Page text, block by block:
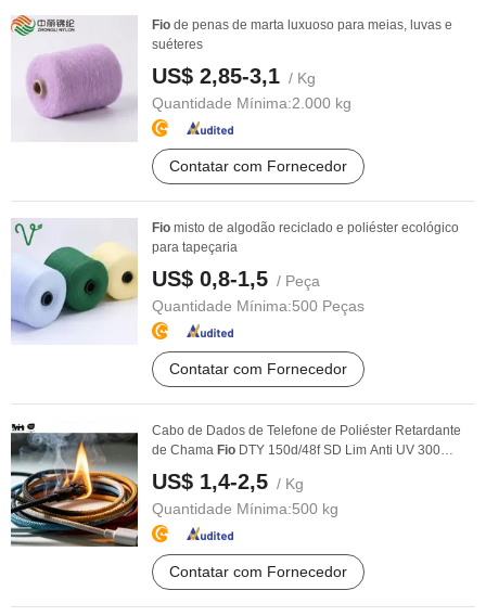
Fio de penas de marta luxuoso para meias, luvas e
suéteres
US$ 2,85-3,1 / Kg
Quantidade Mínima:2.000 kg
Contatar com Fornecedor
Fio misto de algodão reciclado e poliéster ecológico
para tapeçaria
US$ 0,8-1,5 / Peça
Quantidade Mínima:500 Peças
Contatar com Fornecedor
Cabo de Dados de Telefone de Poliéster Retardante
de Chama Fio DTY 150d/48f SD Lim Anti UV 300
Horas
US$ 1,4-2,5 / Kg
Quantidade Mínima:500 kg
Contatar com Fornecedor